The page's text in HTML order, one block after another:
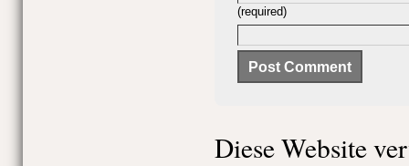
(required)
Diese Website